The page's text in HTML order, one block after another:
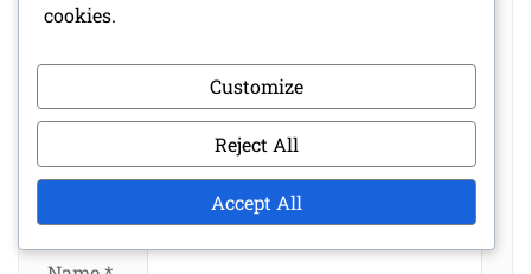
cookies.
Customize
Reject All
Accept All